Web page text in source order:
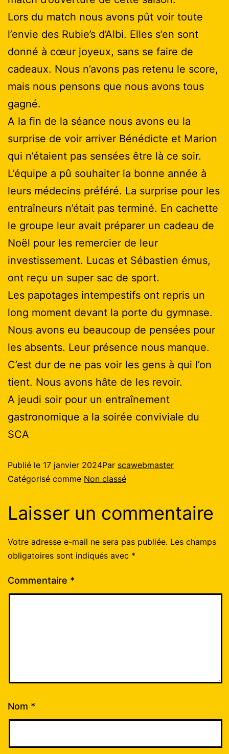
Lors du match nous avons pût voir toute
l’envie des Rubie’s d’Albi. Elles s’en sont
donné à cœur joyeux, sans se faire de
cadeaux. Nous n’avons pas retenu le score,
mais nous pensons que nous avons tous
gagné.
A la fin de la séance nous avons eu la
surprise de voir arriver Bénédicte et Marion
qui n’étaient pas sensées être là ce soir.
L’équipe a pû souhaiter la bonne année à
leurs médecins préféré. La surprise pour les
entraîneurs n’était pas terminé. En cachette
le groupe leur avait préparer un cadeau de
Noël pour les remercier de leur
investissement. Lucas et Sébastien émus,
ont reçu un super sac de sport.
Les papotages intempestifs ont repris un
long moment devant la porte du gymnase.
Nous avons eu beaucoup de pensées pour
les absents. Leur présence nous manque.
C’est dur de ne pas voir les gens à qui l’on
tient. Nous avons hâte de les revoir.
A jeudi soir pour un entraînement
gastronomique a la soirée conviviale du
SCA
Publié le 17 janvier 2024Par scawebmaster
Catégorisé comme Non classé
Laisser un commentaire
Votre adresse e-mail ne sera pas publiée. Les champs
obligatoires sont indiqués avec *
Commentaire *
Nom *